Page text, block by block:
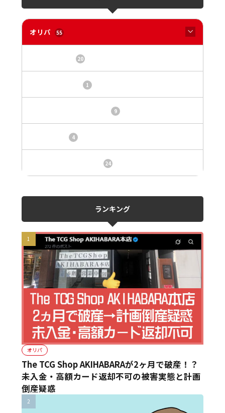
オリパ 55
20
1
9
4
24
ランキング
オリパ
The TCG Shop AKIHABARAが2ヶ月で破産！？
未入金・高額カード返却不可の被害実態と計画
倒産疑惑